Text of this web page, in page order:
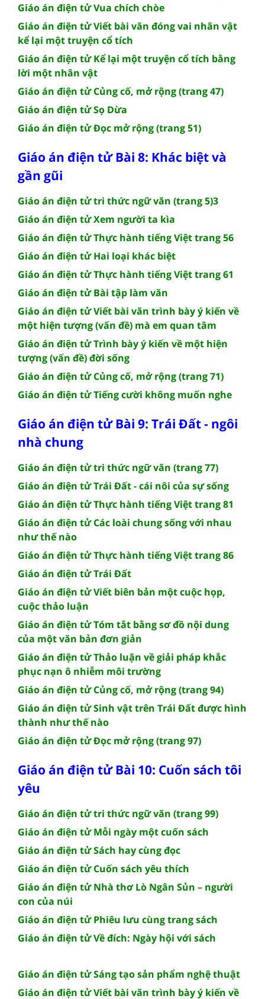
Giáo án điện tử Vua chích chòe
Giáo án điện tử Viết bài văn đóng vai nhân vật
kể lại một truyện cổ tích
Giáo án điện tử Kể lại một truyện cổ tích bằng
lời một nhân vật
Giáo án điện tử Củng cố, mở rộng (trang 47)
Giáo án điện tử Sọ Dừa
Giáo án điện tử Đọc mở rộng (trang 51)
Giáo án điện tử Bài 8: Khác biệt và
gần gũi
Giáo án điện tử tri thức ngữ văn (trang 5)3
Giáo án điện tử Xem người ta kìa
Giáo án điện tử Thực hành tiếng Việt trang 56
Giáo án điện tử Hai loại khác biệt
Giáo án điện tử Thực hành tiếng Việt trang 61
Giáo án điện tử Bài tập làm văn
Giáo án điện tử Viết bài văn trình bày ý kiến về
một hiện tượng (vấn đề) mà em quan tâm
Giáo án điện tử Trình bày ý kiến về một hiện
tượng (vấn đề) đời sống
Giáo án điện tử Củng cố, mở rộng (trang 71)
Giáo án điện tử Tiếng cười không muốn nghe
Giáo án điện tử Bài 9: Trái Đất - ngôi
nhà chung
Giáo án điện tử tri thức ngữ văn (trang 77)
Giáo án điện tử Trái Đất - cái nôi của sự sống
Giáo án điện tử Thực hành tiếng Việt trang 81
Giáo án điện tử Các loài chung sống với nhau
như thế nào
Giáo án điện tử Thực hành tiếng Việt trang 86
Giáo án điện tử Trái Đất
Giáo án điện tử Viết biên bản một cuộc họp,
cuộc thảo luận
Giáo án điện tử Tóm tắt bằng sơ đồ nội dung
của một văn bản đơn giản
Giáo án điện tử Thảo luận về giải pháp khắc
phục nạn ô nhiễm môi trường
Giáo án điện tử Củng cố, mở rộng (trang 94)
Giáo án điện tử Sinh vật trên Trái Đất được hình
thành như thế nào
Giáo án điện tử Đọc mở rộng (trang 97)
Giáo án điện tử Bài 10: Cuốn sách tôi
yêu
Giáo án điện tử tri thức ngữ văn (trang 99)
Giáo án điện tử Mỗi ngày một cuốn sách
Giáo án điện tử Sách hay cùng đọc
Giáo án điện tử Cuốn sách yêu thích
Giáo án điện tử Nhà thơ Lò Ngân Sủn – người
con của núi
Giáo án điện tử Phiêu lưu cùng trang sách
Giáo án điện tử Về đích: Ngày hội với sách
Giáo án điện tử Sáng tạo sản phẩm nghệ thuật
Giáo án điện tử Viết bài văn trình bày ý kiến về